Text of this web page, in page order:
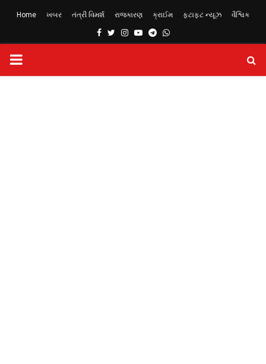
Home ખબર તંત્રી વિમર્શ રાજકારણ ક્રાઈમ ફટાફટ ન્યૂઝ વૈશ્વિક
Facebook
TwitterInstagram
YoutubeTelegram
Whatsapp
PRIMARY